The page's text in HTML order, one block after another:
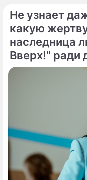
холдинга
решился на
демарш.
Не узнает
какую
наследница
Вверх!" ради